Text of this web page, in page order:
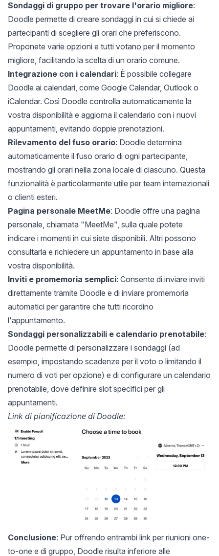
Sondaggi di gruppo per trovare l'orario migliore:
Doodle permette di creare sondaggi in cui si chiede ai
partecipanti di scegliere gli orari che preferiscono.
Proponete varie opzioni e tutti votano per il momento
migliore, facilitando la scelta di un orario comune.
Integrazione con i calendari: È possibile collegare
Doodle ai calendari, come Google Calendar, Outlook o
iCalendar. Così Doodle controlla automaticamente la
vostra disponibilità e aggiorna il calendario con i nuovi
appuntamenti, evitando doppie prenotazioni.
Rilevamento del fuso orario: Doodle determina
automaticamente il fuso orario di ogni partecipante,
mostrando gli orari nella zona locale di ciascuno. Questa
funzionalità è particolarmente utile per team internazionali
o clienti esteri.
Pagina personale MeetMe: Doodle offre una pagina
personale, chiamata "MeetMe", sulla quale potete
indicare i momenti in cui siete disponibili. Altri possono
consultarla e richiedere un appuntamento in base alla
vostra disponibilità.
Inviti e promemoria semplici: Consente di inviare inviti
direttamente tramite Doodle e di inviare promemoria
automatici per garantire che tutti ricordino
l'appuntamento.
Sondaggi personalizzabili e calendario prenotabile:
Doodle permette di personalizzare i sondaggi (ad
esempio, impostando scadenze per il voto o limitando il
numero di voti per opzione) e di configurare un calendario
prenotabile, dove definire slot specifici per gli
appuntamenti.
Link di pianificazione di Doodle:
Conclusione: Pur offrendo entrambi link per riunioni one-
to-one e di gruppo, Doodle risulta inferiore alle